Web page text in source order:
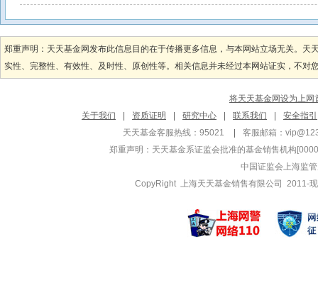
郑重声明：天天基金网发布此信息目的在于传播更多信息，与本网站立场无关。
实性、完整性、有效性、及时性、原创性等。相关信息并未经过本网站证实，不
将天天基金网设为上网
关于我们
资质证明 研究中心 联系我们
安全指引
天天基金客服热线：95021
客服邮箱：
郑重声明： 天天基金系证监会批准的基金销售机构
中国证监会上海监
CopyRight 上海天天基金销售有限公司 2011-